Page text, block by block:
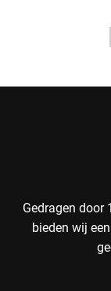
Gedragen door
bieden wij